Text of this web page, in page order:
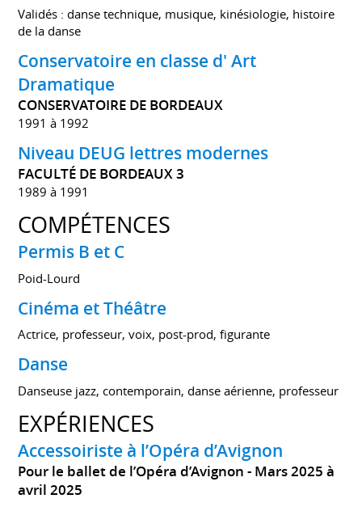
Validés : danse technique, musique, kinésiologie, histoire
de la danse
Conservatoire en classe d' Art
Dramatique
CONSERVATOIRE DE BORDEAUX
1991 à 1992
Niveau DEUG lettres modernes
FACULTÉ DE BORDEAUX 3
1989 à 1991
COMPÉTENCES
Permis B et C
Poid-Lourd
Cinéma et Théâtre
Actrice, professeur, voix, post-prod, figurante
Danse
Danseuse jazz, contemporain, danse aérienne, professeur
EXPÉRIENCES
Accessoiriste à l’Opéra d’Avignon
Pour le ballet de l’Opéra d’Avignon
Mars 2025 à
avril 2025